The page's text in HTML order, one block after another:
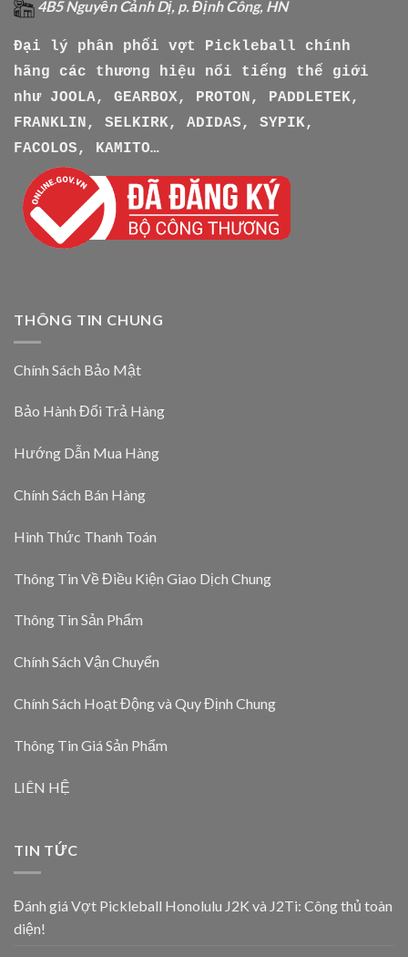
4B5 Nguyễn Cảnh Dị, p. Định Công, HN
Đại lý phân phối vợt Pickleball chính
hãng các thương hiệu nổi tiếng thế giới
như
JOOLA, GEARBOX, PROTON, PADDLETEK,
FRANKLIN, SELKIRK, ADIDAS, SYPIK,
FACOLOS, KAMITO…
THÔNG TIN CHUNG
Chính Sách Bảo Mật
Bảo Hành Đổi Trả Hàng
Hướng Dẫn Mua Hàng
Chính Sách Bán Hàng
Hình Thức Thanh Toán
Thông Tin Về Điều Kiện Giao Dịch Chung
Thông Tin Sản Phẩm
Chính Sách Vận Chuyển
Chính Sách Hoạt Động và Quy Định Chung
Thông Tin Giá Sản Phẩm
LIÊN HỆ
TIN TỨC
Đánh giá Vợt Pickleball Honolulu J2K và J2Ti: Công thủ toàn
diện!